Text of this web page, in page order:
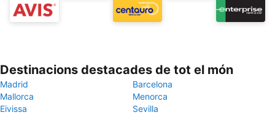
Destinacions destacades de tot el món
Madrid
Barcelona
Mallorca
Menorca
Eivissa
Sevilla